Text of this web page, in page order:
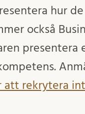
hur
också
att rekrytera